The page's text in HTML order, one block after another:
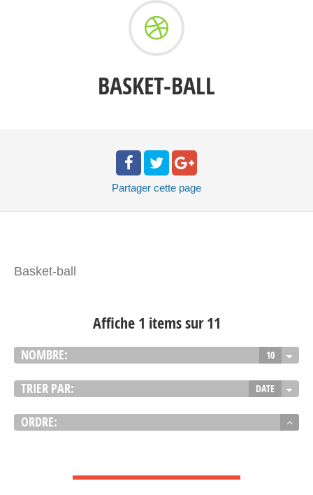
BASKET-BALL
Partager cette page
Basket-ball
Affiche 1 items sur 11
NOMBRE: 10
TRIER PAR: DATE
ORDRE: